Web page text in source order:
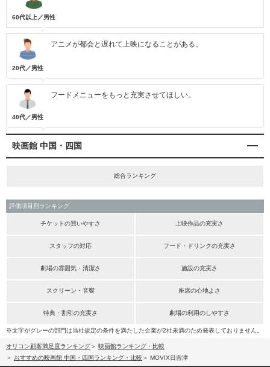
60代以上／男性
20代／男性
アニメが都会と遅れて上映になることがある。
40代／男性
フードメニューをもっと充実させてほしい。
映画館 中国・四国
総合ランキング
評価項目別ランキング
チケットの買いやすさ 上映作品の充実さ
スタッフの対応 フード・ドリンクの充実さ
劇場の雰囲気・清潔さ 施設の充実さ
スクリーン・音響 座席の心地よさ
特典・割引の充実さ 劇場の利用のしやすさ
※文字がグレーの部門は当社規定の条件を満たした企業が2社未満のため発表しておりません。
オリコン顧客満足度ランキング
映画館ランキング・比較
おすすめの映画館 中国・四国ランキング・比較
MOVIX日吉津